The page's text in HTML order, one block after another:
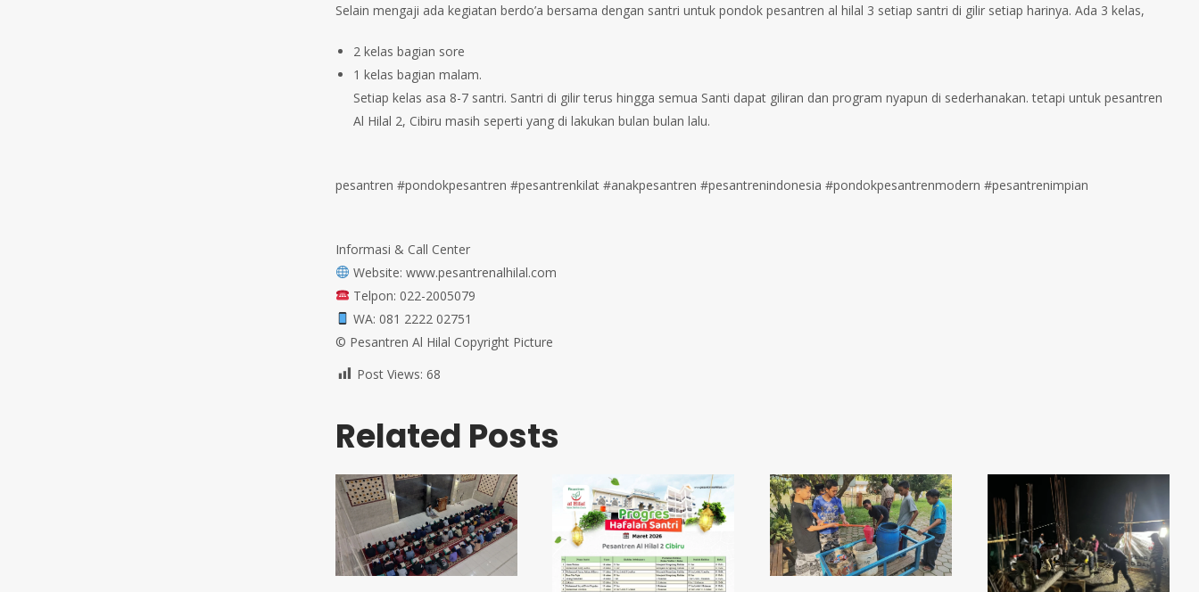
Selain mengaji ada kegiatan berdo’a bersama dengan santri untuk pondok pesantren al hilal 3 setiap santri di gilir setiap harinya. Ada 3 kelas, ⁣⁣⁣⁣
2 kelas bagian sore ⁣⁣⁣⁣
1 kelas bagian malam.⁣⁣⁣⁣
Setiap kelas asa 8-7 santri. Santri di gilir terus hingga semua Santi dapat giliran dan program nyapun di sederhanakan.⁣ tetapi untuk pesantren
Al Hilal 2, Cibiru masih seperti yang di lakukan bulan bulan lalu.⁣⁣⁣⁣⁣⁣⁣⁣⁣⁣⁣⁣⁣⁣⁣⁣⁣⁣⁣⁣⁣⁣
pesantren #pondokpesantren #pesantrenkilat #anakpesantren #pesantrenindonesia #pondokpesantrenmodern #pesantrenimpian⁣
⁣⁣Informasi & Call Center⁣⁣⁣⁣⁣⁣⁣⁣⁣⁣⁣⁣⁣⁣⁣⁣⁣⁣⁣⁣⁣⁣⁣⁣⁣⁣⁣⁣⁣⁣⁣⁣⁣⁣⁣⁣⁣⁣⁣⁣⁣⁣⁣⁣⁣⁣⁣⁣⁣⁣⁣⁣⁣⁣⁣⁣⁣⁣⁣⁣⁣⁣⁣⁣⁣⁣⁣⁣⁣⁣⁣⁣⁣⁣⁣⁣⁣⁣
Website: www.pesantrenalhilal.com⁣⁣⁣⁣⁣⁣⁣⁣⁣⁣⁣⁣⁣⁣⁣⁣⁣
Telpon: 022-2005079⁣⁣⁣⁣⁣⁣⁣⁣⁣⁣⁣⁣⁣⁣⁣⁣⁣⁣⁣⁣⁣⁣⁣⁣⁣⁣⁣⁣⁣⁣⁣⁣⁣⁣⁣⁣⁣⁣⁣⁣⁣⁣⁣⁣⁣⁣⁣⁣⁣⁣⁣⁣⁣⁣⁣⁣⁣⁣⁣⁣⁣⁣⁣⁣⁣⁣⁣⁣⁣⁣⁣⁣⁣⁣⁣⁣⁣⁣
WA: 081 2222 02751⁣⁣⁣⁣⁣⁣⁣⁣⁣⁣⁣⁣⁣⁣⁣⁣⁣⁣⁣⁣⁣⁣⁣⁣⁣⁣⁣⁣⁣⁣⁣⁣⁣⁣⁣⁣⁣⁣⁣⁣⁣⁣⁣⁣⁣⁣⁣⁣⁣⁣⁣⁣⁣⁣⁣⁣⁣⁣⁣⁣⁣
©️ Pesantren Al Hilal Copyright Picture⁣⁣⁣⁣⁣
Post Views: 68
Related Posts